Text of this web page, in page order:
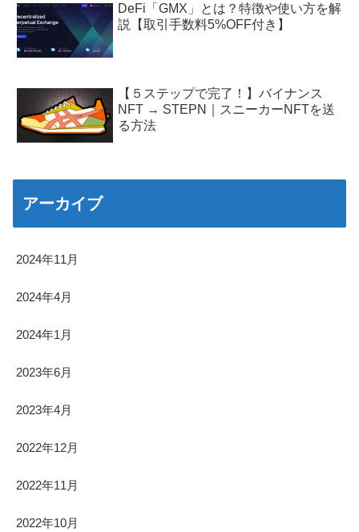
DeFi「GMX」とは？特徴や使い方を解
説【取引手数料5%OFF付き】
【５ステップで完了！】バイナンス
NFT → STEPN｜スニーカーNFTを送
る方法
アーカイブ
2024年11月
2024年4月
2024年1月
2023年6月
2023年4月
2022年12月
2022年11月
2022年10月